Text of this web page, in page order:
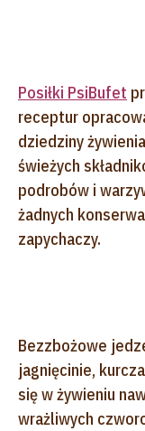
Posiłki PsiBufet
receptur
dziedziny
świeżych
podrobów i
żadnych
zapychaczy.
Bezzbożowe
jagnięcinie,
się w żywieniu
wrażliwych